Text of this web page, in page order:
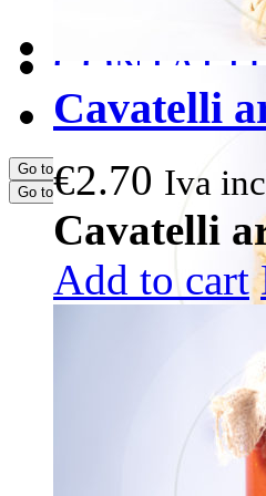
Scegli i
CONTATTI
PRENOTA
Go to...
Go to...
Cavatelli
€2.70 Iva
Cavatelli
Add to cart